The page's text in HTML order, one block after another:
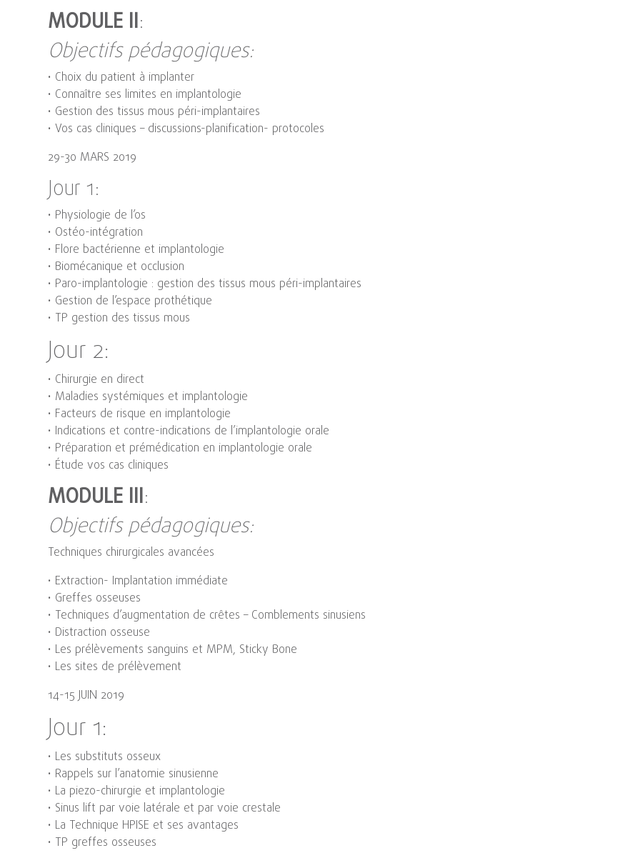
MODULE II:
Objectifs pédagogiques:
• Choix du patient à implanter
• Connaître ses limites en implantologie
• Gestion des tissus mous péri-implantaires
• Vos cas cliniques – discussions-planification- protocoles
29-30 MARS 2019
Jour 1:
• Physiologie de l’os
• Ostéo-intégration
• Flore bactérienne et implantologie
• Biomécanique et occlusion
• Paro-implantologie : gestion des tissus mous péri-implantaires
• Gestion de l’espace prothétique
• TP gestion des tissus mous
Jour 2:
• Chirurgie en direct
• Maladies systémiques et implantologie
• Facteurs de risque en implantologie
• Indications et contre-indications de l’implantologie orale
• Préparation et prémédication en implantologie orale
• Étude vos cas cliniques
MODULE III:
Objectifs pédagogiques:
Techniques chirurgicales avancées
• Extraction- Implantation immédiate
• Greffes osseuses
• Techniques d’augmentation de crêtes – Comblements sinusiens
• Distraction osseuse
• Les prélèvements sanguins et MPM, Sticky Bone
• Les sites de prélèvement
14-15 JUIN 2019
Jour 1:
• Les substituts osseux
• Rappels sur l’anatomie sinusienne
• La piezo-chirurgie et implantologie
• Sinus lift par voie latérale et par voie crestale
• La Technique HPISE et ses avantages
• TP greffes osseuses